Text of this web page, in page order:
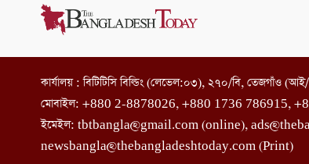
কার্যালয় : বিটিটিসি বিল্ডিং (লেভেল:০৩), ২৭০/বি, তেজগাঁও
মোবাইল: +880 2-8878026, +880 1736 786915,
ইমেইল: tbtbangla@gmail.com (online),
newsbangla@thebangladeshtoday.com (Print)